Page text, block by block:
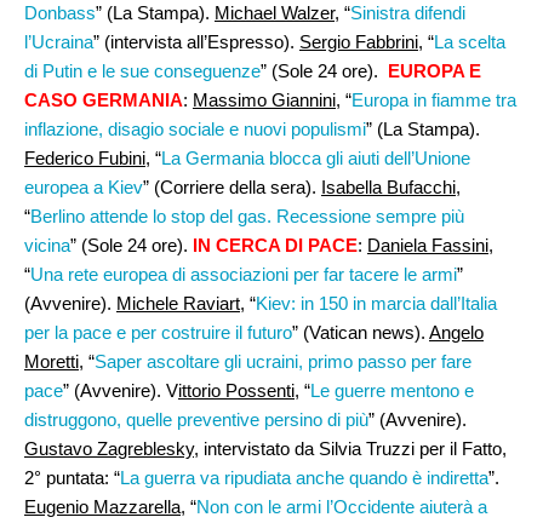
Donbass” (La Stampa). Michael Walzer, “Sinistra difendi
l’Ucraina” (intervista all’Espresso). Sergio Fabbrini, “La scelta
di Putin e le sue conseguenze” (Sole 24 ore). EUROPA E
CASO GERMANIA: Massimo Giannini, “Europa in fiamme tra
inflazione, disagio sociale e nuovi populismi” (La Stampa).
Federico Fubini, “La Germania blocca gli aiuti dell’Unione
europea a Kiev” (Corriere della sera). Isabella Bufacchi,
“Berlino attende lo stop del gas. Recessione sempre più
vicina” (Sole 24 ore). IN CERCA DI PACE: Daniela Fassini,
“Una rete europea di associazioni per far tacere le armi”
(Avvenire). Michele Raviart, “Kiev: in 150 in marcia dall’Italia
per la pace e per costruire il futuro” (Vatican news). Angelo
Moretti, “Saper ascoltare gli ucraini, primo passo per fare
pace” (Avvenire). Vittorio Possenti, “Le guerre mentono e
distruggono, quelle preventive persino di più” (Avvenire).
Gustavo Zagreblesky, intervistato da Silvia Truzzi per il Fatto,
2° puntata: “La guerra va ripudiata anche quando è indiretta”.
Eugenio Mazzarella, “Non con le armi l’Occidente aiuterà a